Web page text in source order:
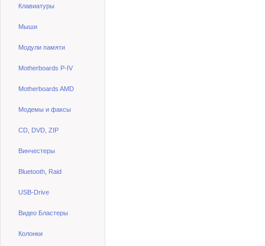
Клавиатуры
Мыши
Модули памяти
Motherboards P-IV
Motherboards AMD
Модемы и факсы
CD, DVD, ZIP
Винчестеры
Bluetooth, Raid
USB-Drive
Видео Бластеры
Колонки